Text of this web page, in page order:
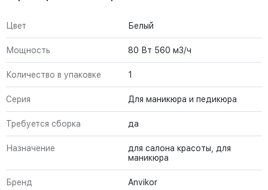
Цвет Белый
Мощность 80 Вт 560 м3/ч
Количество в упаковке 1
Серия Для маникюра и педикюра
Требуется сборка да
Назначение
для салона красоты, для
маникюра
Бренд Anvikor